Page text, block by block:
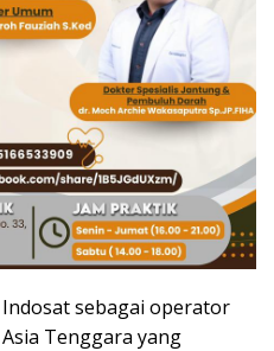
sebagai operator
Tenggara yang